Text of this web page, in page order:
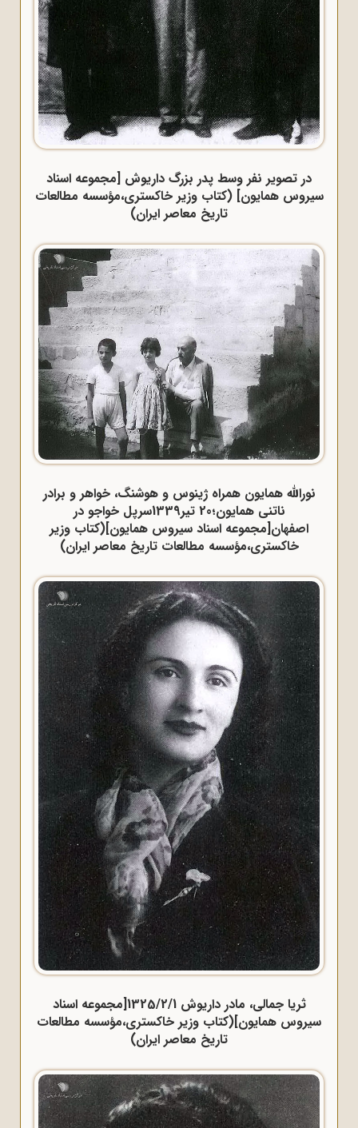
در تصویر نفر وسط پدر بزرگ داریوش [مجموعه اسناد
سیروس همایون] (کتاب وزیر خاکستری،مؤسسه مطالعات
تاریخ معاصر ایران)
نورالله همایون همراه ژینوس و هوشنگ، خواهر و برادر
ناتنی همایون؛20 تیر1339سرپل خواجو در
اصفهان[مجموعه اسناد سیروس همایون](کتاب وزیر
خاکستری،مؤسسه مطالعات تاریخ معاصر ایران)
ثریا جمالی، مادر داریوش 1325/2/1[مجموعه اسناد
سیروس همایون](کتاب وزیر خاکستری،مؤسسه مطالعات
تاریخ معاصر ایران)